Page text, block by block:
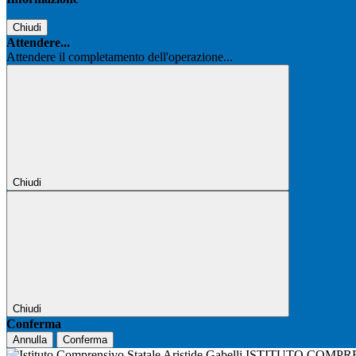
Chiudi
Attendere...
Attendere il completamento dell'operazione...
Chiudi
Chiudi
Conferma
Annulla Conferma